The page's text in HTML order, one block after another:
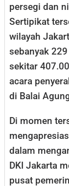
persegi dan
Sertipikat
wilayah
sebanyak
sekitar
acara
di Balai
Di momen
dalam
DKI Jakarta
pusat